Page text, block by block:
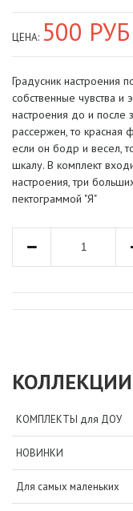
ЦЕНА: 500 РУБ
Градусник настроения
собственные чувства и
настроения до и после
рассержен, то красная
если он бодр и весел,
шкалу. В комплект
настроения, три
пектограммой "Я"
КОЛЛЕКЦИИ
КОМПЛЕКТЫ для ДОУ
НОВИНКИ
Для самых маленьких